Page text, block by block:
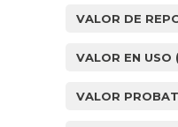
VALOR DE
VALOR EN USO
VALOR